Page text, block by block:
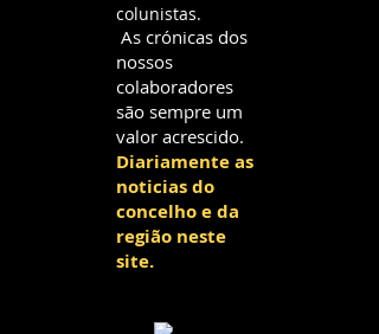
colunistas.
As crónicas dos
nossos
colaboradores
são sempre um
valor acrescido.
Diariamente as
noticias do
concelho e da
região neste
site.